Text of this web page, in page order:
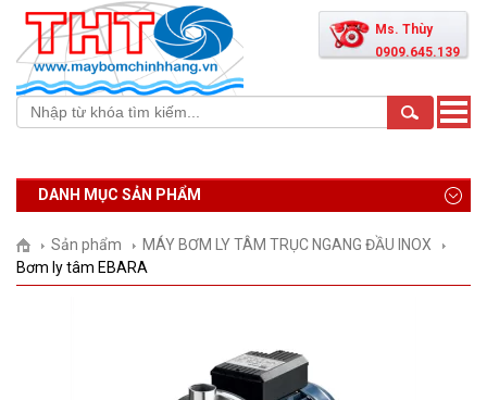
Ms. Thùy
0909.645.139
Toggle
DANH MỤC SẢN PHẨM
Sản phẩm
MÁY BƠM LY TÂM TRỤC NGANG ĐẦU INOX
Bơm ly tâm EBARA